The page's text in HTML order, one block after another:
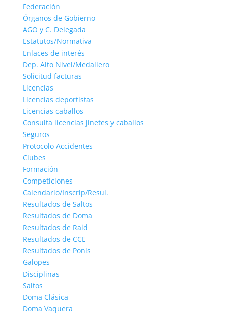
Federación
Órganos de Gobierno
AGO y C. Delegada
Estatutos/Normativa
Enlaces de interés
Dep. Alto Nivel/Medallero
Solicitud facturas
Licencias
Licencias deportistas
Licencias caballos
Consulta licencias jinetes y caballos
Seguros
Protocolo Accidentes
Clubes
Formación
Competiciones
Calendario/Inscrip/Resul.
Resultados de Saltos
Resultados de Doma
Resultados de Raid
Resultados de CCE
Resultados de Ponis
Galopes
Disciplinas
Saltos
Doma Clásica
Doma Vaquera